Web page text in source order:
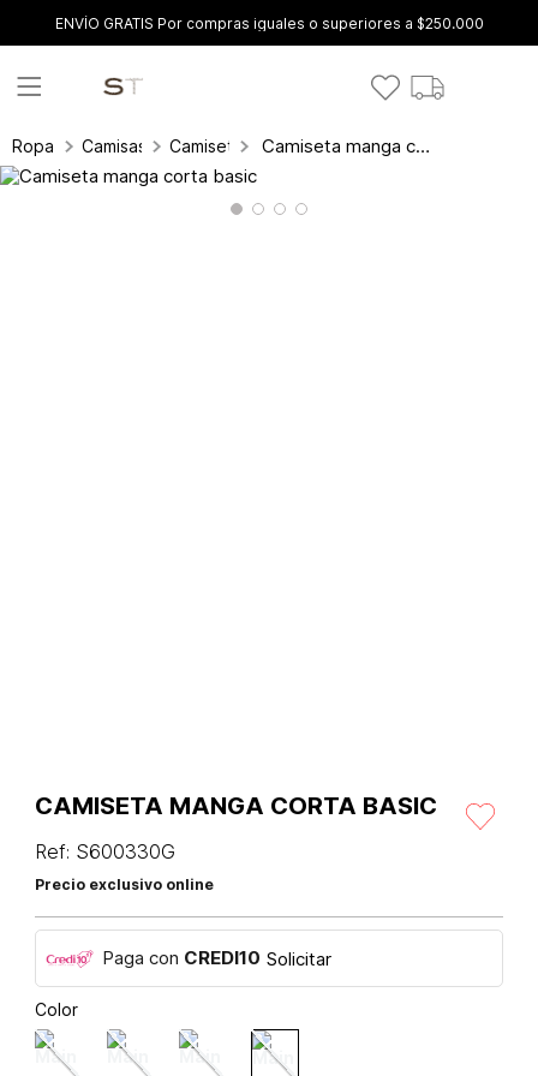
ENVÍO GRATIS Por compras iguales o superiores a $250.000
Ropa Camisas y blusas
Camisetas Camiseta manga corta basic
CAMISETA MANGA CORTA BASIC
Ref: S600330G
Precio exclusivo online
Paga con CREDI10 Solicitar
Color